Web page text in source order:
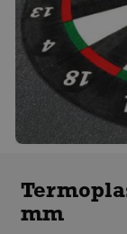
Ø2800 mm
mm